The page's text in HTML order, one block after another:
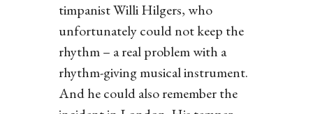
timpanist Willi Hilgers, who
unfortunately could not keep the
rhythm – a real problem with a
rhythm-giving musical instrument.
And he could also remember the